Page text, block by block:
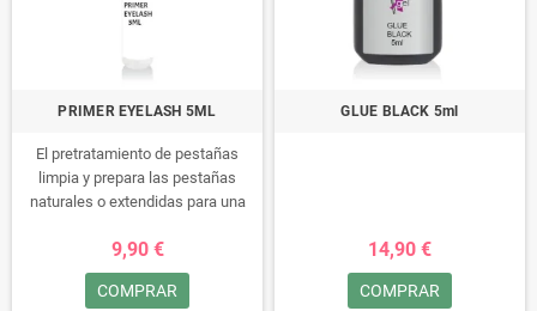
PRIMER EYELASH 5ML
El pretratamiento de pestañas
limpia y prepara las pestañas
naturales o extendidas para una
La fórmula distintiva actúa
eliminando por completo todos los
aceites y residuos de las pestañas,
9,90 €
COMPRAR
GLUE BLACK 5ml
14,90 €
COMPRAR